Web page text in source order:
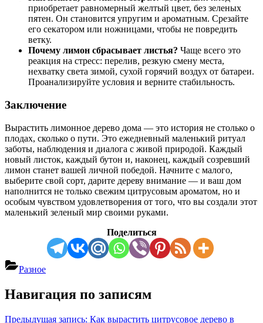
приобретает равномерный желтый цвет, без зеленых
пятен. Он становится упругим и ароматным. Срезайте
его секатором или ножницами, чтобы не повредить
ветку.
Почему лимон сбрасывает листья? Чаще всего это
реакция на стресс: перелив, резкую смену места,
нехватку света зимой, сухой горячий воздух от батареи.
Проанализируйте условия и верните стабильность.
Заключение
Вырастить лимонное дерево дома — это история не столько о
плодах, сколько о пути. Это ежедневный маленький ритуал
заботы, наблюдения и диалога с живой природой. Каждый
новый листок, каждый бутон и, наконец, каждый созревший
лимон станет вашей личной победой. Начните с малого,
выберите свой сорт, дарите дереву внимание — и ваш дом
наполнится не только свежим цитрусовым ароматом, но и
особым чувством удовлетворения от того, что вы создали этот
маленький зеленый мир своими руками.
Поделиться
Разное
Навигация по записям
Предыдущая запись: Как вырастить цитрусовое дерево в